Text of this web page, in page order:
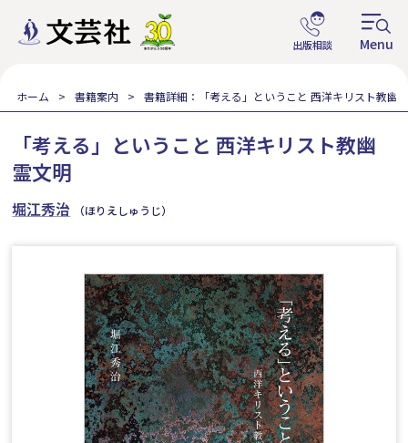
ホーム 書籍案内 書籍詳細：「考える」ということ 西洋キリスト教幽
「考える」ということ 西洋キリスト教幽
霊文明
堀江秀治 （ほりえしゅうじ）